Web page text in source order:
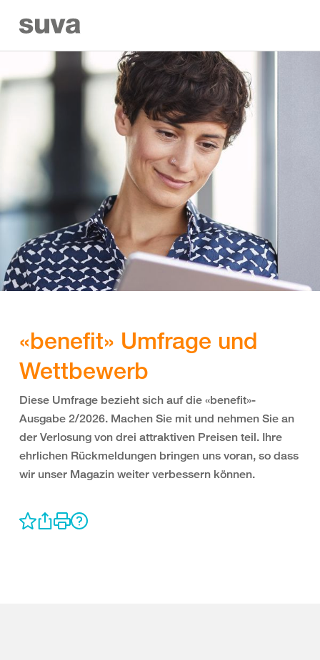
«benefit» Umfrage und
Wettbewerb
Diese Umfrage bezieht sich auf die «benefit»-
Ausgabe 2/2026. Machen Sie mit und nehmen Sie an
der Verlosung von drei attraktiven Preisen teil. Ihre
ehrlichen Rückmeldungen bringen uns voran, so dass
wir unser Magazin weiter verbessern können.